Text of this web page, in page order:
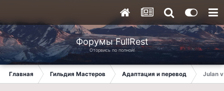
Форумы FullRest
Оторвись по полной!
Главная Гильдия Мастеров Адаптация и перевод Julan